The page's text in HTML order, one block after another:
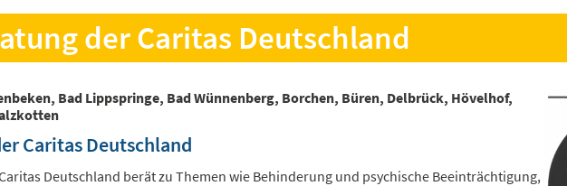
der Caritas Deutschland
Bad Lippspringe, Bad Wünnenberg, Borchen, Büren, Delbrück, Hövelhof,
Caritas Deutschland
Deutschland berät zu Themen wie Behinderung und psychische Beeinträchtigung,